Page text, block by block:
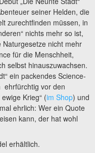
seiner Helden, die
zurechtfinden müssen, in
nichts mehr so ist,
Naturgesetze nicht mehr
für die Menschheit,
selbst hinauszuwachsen.
ein packendes Science-
ehrfürchtig vor den
Krieg“ (im Shop) und
ehrlich: Wer ein Quote
kann, der hat wohl
erhältlich.